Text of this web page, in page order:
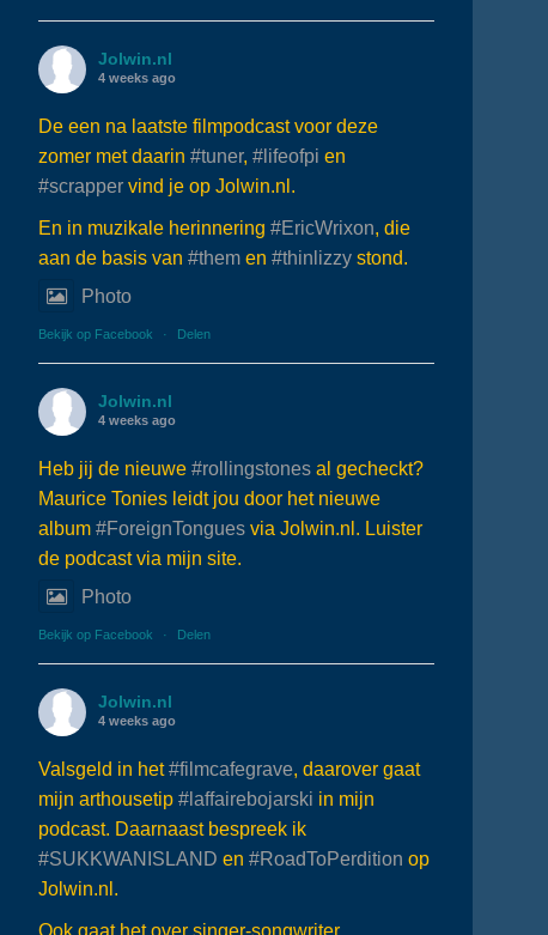
Jolwin.nl
4 weeks ago
De een na laatste filmpodcast voor deze
zomer met daarin #tuner, #lifeofpi en
#scrapper vind je op Jolwin.nl.
En in muzikale herinnering #EricWrixon, die
aan de basis van #them en #thinlizzy stond.
Photo
Bekijk op Facebook · Delen
Jolwin.nl
4 weeks ago
Heb jij de nieuwe #rollingstones al gecheckt?
Maurice Tonies leidt jou door het nieuwe
album #ForeignTongues via Jolwin.nl. Luister
de podcast via mijn site.
Photo
Bekijk op Facebook · Delen
Jolwin.nl
4 weeks ago
Valsgeld in het#filmcafegrave, daarover gaat
mijn arthousetip #laffairebojarski in mijn
podcast. Daarnaast bespreek ik
#SUKKWANISLAND en #RoadToPerdition op
Jolwin.nl.
Ook gaat het over singer-songwriter